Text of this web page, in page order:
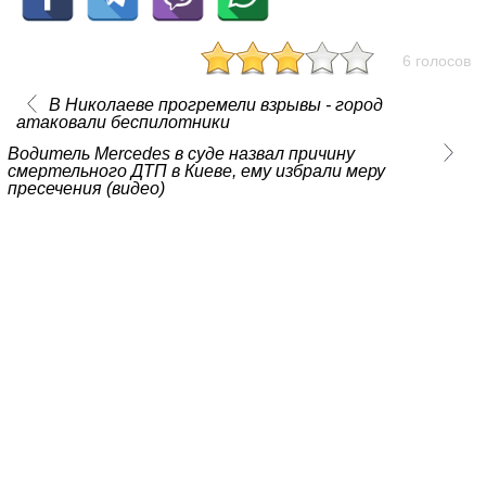
6 голосов
В Николаеве прогремели взрывы - город
атаковали беспилотники
Водитель Mercedes в суде назвал причину
смертельного ДТП в Киеве, ему избрали меру
пресечения (видео)